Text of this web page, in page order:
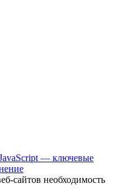
— ключевые
сайтов необходимость